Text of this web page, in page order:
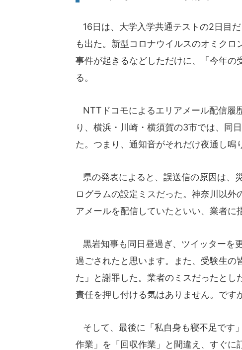
16日は、大学入学共通テストの2日目
も出た。新型コロナウイルスのオミク
事件が起きるなどしただけに、「今年の
る。
NTTドコモによるエリアメール配信履
り、横浜・川崎・横須賀の3市では、同
た。つまり、通知音がそれだけ夜通し鳴
県の発表によると、誤送信の原因は、
ログラムの設定ミスだった。神奈川以外
アメールを配信していたといい、業者に
黒岩知事も同日昼過ぎ、ツイッターを
過ごされたと思います。また、受験生の
た」と謝罪した。業者のミスだったとし
責任を押し付ける気はありません。です
そして、最後に「私自身も寝不足です
作業」を「回収作業」と間違え、すぐに